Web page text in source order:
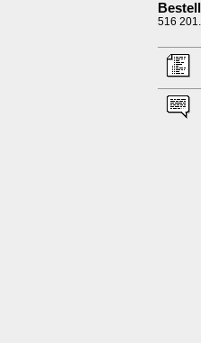
516